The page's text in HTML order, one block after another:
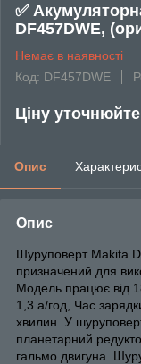
✅
DF457DWE,
Немає в наявності
Код: DF457DWE
Ціну уточнюйте
Опис
Опис
Шуруповерт Makita
призначений для
Модель працює від
1,3 а/год, Час
хвилин. У
планетарний
гальмо двигуна.